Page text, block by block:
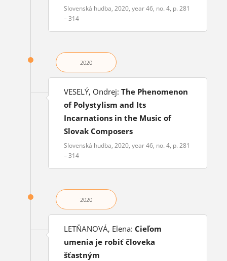
Slovenská hudba, 2020, year 46, no. 4, p. 281
– 314
2020
VESELÝ, Ondrej: The Phenomenon
of Polystylism and Its
Incarnations in the Music of
Slovak Composers
Slovenská hudba, 2020, year 46, no. 4, p. 281
– 314
2020
LETŇANOVÁ, Elena: Cieľom
umenia je robiť človeka
šťastným